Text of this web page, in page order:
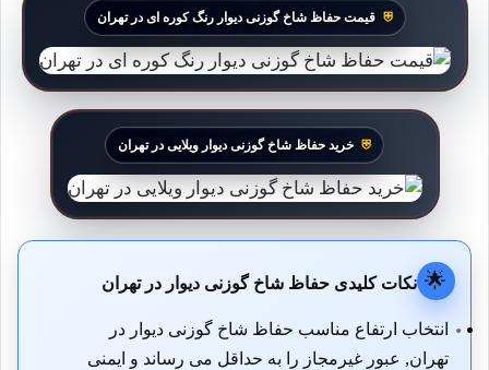
قیمت حفاظ شاخ گوزنی دیوار رنگ کوره ای در تهران
خرید حفاظ شاخ گوزنی دیوار ویلایی در تهران
🌟 نکات کلیدی حفاظ شاخ گوزنی دیوار در تهران
انتخاب ارتفاع مناسب حفاظ شاخ گوزنی دیوار در
تهران, عبور غیرمجاز را به حداقل می رساند و ایمنی